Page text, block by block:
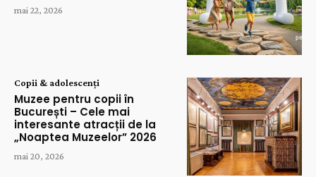
mai 22, 2026
Copii & adolescenți
Muzee pentru copii în
București – Cele mai
interesante atracții de la
„Noaptea Muzeelor” 2026
mai 20, 2026